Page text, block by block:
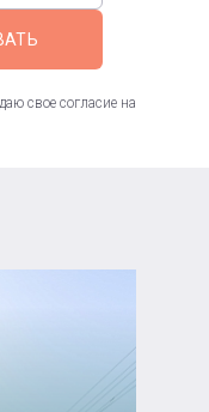
свое согласие на